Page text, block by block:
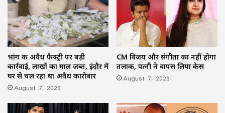
भांग की अवैध फैक्ट्री पर बड़ी
कार्रवाई, लाखों का माल जब्त, इंदौर में
घर से चल रहा था अवैध कारोबार
August 7, 2026
CM विजय और संगीता का नहीं होगा
तलाक, पत्नी ने वापस लिया केस
August 7, 2026